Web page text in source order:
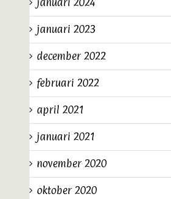
januari 2023
december 2022
februari 2022
april 2021
januari 2021
november 2020
oktober 2020